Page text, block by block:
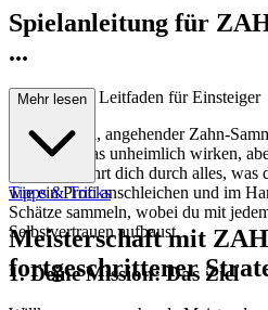
Spielanleitung für
...
umfassender Leitfaden für Einsteiger
Willkommen, angehender Zahn-
anfangs etwas unheimlich wirken,
Leitfaden führt dich durch alles,
wie ein Profi anschleichen und im
Schätze sammeln, wobei du mit
Selbstvertrauen aufbaust.
1. Deine Mission: Das Ziel
Mehr lesen
Tipps & Tricks
Meisterschaft mit
fortgeschrittener